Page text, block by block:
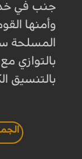
جنب في
وأمنها
المسلحة
بالتوازي
بالتنسيق